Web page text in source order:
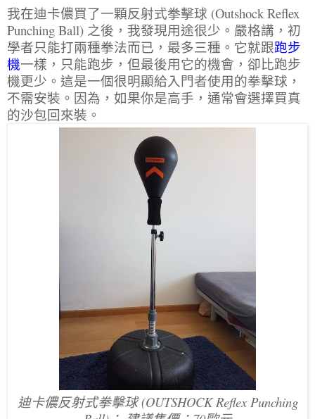
我在迪卡儂買了一顆反射式拳擊球 (Outshock Reflex
Punching Ball) 之後，我發現用途很少。嚴格講，初
學者只能打兩種拳法而已，最多三種。它就跟跑步
機一樣，只能跑步，但最後用它的機會，卻比跑步
機更少。這是一個很明顯給入門者使用的拳擊球，
不需安裝。因為，如果你是高手，通常會選擇買真
的沙包回來裝。
迪卡儂反射式拳擊球 (OUTSHOCK Reflex Punching